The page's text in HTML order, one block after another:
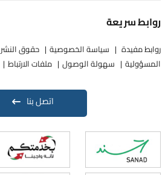
روابط سريعة
روابط مفيدة سياسة الخصوصية حقوق النشر
المسؤولية
سهولة الوصول ملفات الارتباط
اتصل بنا